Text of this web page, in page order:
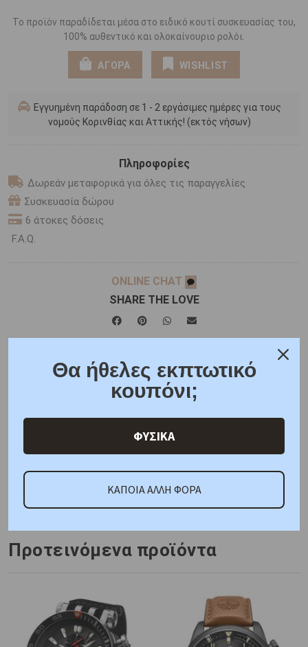
Το προϊόν παραδίδεται μέσα στο ειδικό κουτί συσκευασίας του,
100% αυθεντικό και ολοκαίνουριο ρολόι.
ΑΓΟΡΑ WISHLIST
Εγγυημένη παράδοση σε 1 - 2 εργάσιμες ημέρες για τους
νομούς Κορινθίας και Αττικής! (εκτός νήσων)
Πληροφορίες
Δωρεάν μεταφορικά για όλες τις παραγγελίες
Συσκευασία δώρου
6 άτοκες δόσεις
F.A.Q.
ONLINE CHAT
SHARE THE LOVE
Ρωτήστε μας
Κωδικός Προμηθευτή:
Προτεινόμενα προϊόντα
Θα ήθελες εκπτωτικό
κουπόνι;
ΦΥΣΙΚΑ
ΚΑΠΟΙΑ ΑΛΛΗ ΦΟΡΑ